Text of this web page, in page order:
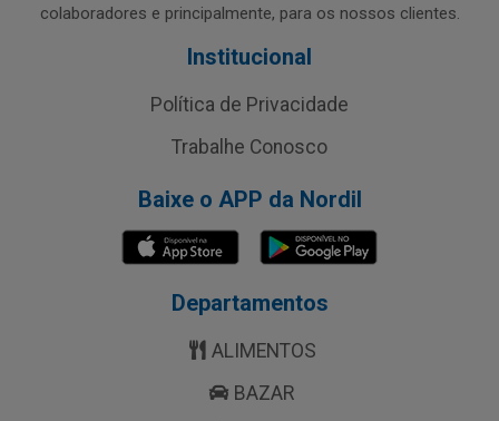
colaboradores e principalmente, para os nossos clientes.
Institucional
Política de Privacidade
Trabalhe Conosco
Baixe o APP da Nordil
Departamentos
ALIMENTOS
BAZAR